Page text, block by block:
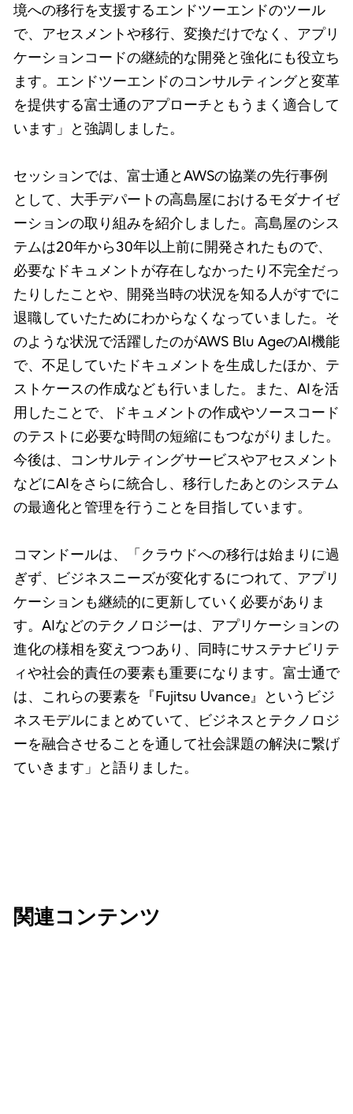
境への移行を支援するエンドツーエンドのツール
で、アセスメントや移行、変換だけでなく、アプリ
ケーションコードの継続的な開発と強化にも役立ち
ます。エンドツーエンドのコンサルティングと変革
を提供する富士通のアプローチともうまく適合して
います」と強調しました。
セッションでは、富士通とAWSの協業の先行事例
として、大手デパートの高島屋におけるモダナイゼ
ーションの取り組みを紹介しました。高島屋のシス
テムは20年から30年以上前に開発されたもので、
必要なドキュメントが存在しなかったり不完全だっ
たりしたことや、開発当時の状況を知る人がすでに
退職していたためにわからなくなっていました。そ
のような状況で活躍したのがAWS Blu AgeのAI機能
で、不足していたドキュメントを生成したほか、テ
ストケースの作成なども行いました。また、AIを活
用したことで、ドキュメントの作成やソースコード
のテストに必要な時間の短縮にもつながりました。
今後は、コンサルティングサービスやアセスメント
などにAIをさらに統合し、移行したあとのシステム
の最適化と管理を行うことを目指しています。
コマンドールは、「クラウドへの移行は始まりに過
ぎず、ビジネスニーズが変化するにつれて、アプリ
ケーションも継続的に更新していく必要がありま
す。AIなどのテクノロジーは、アプリケーションの
進化の様相を変えつつあり、同時にサステナビリテ
ィや社会的責任の要素も重要になります。富士通で
は、これらの要素を『Fujitsu Uvance』というビジ
ネスモデルにまとめていて、ビジネスとテクノロジ
ーを融合させることを通して社会課題の解決に繋げ
ていきます」と語りました。
関連コンテンツ